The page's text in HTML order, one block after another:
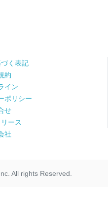
く表記
約
イン
ポリシー
せ
ース
社
All rights Reserved.